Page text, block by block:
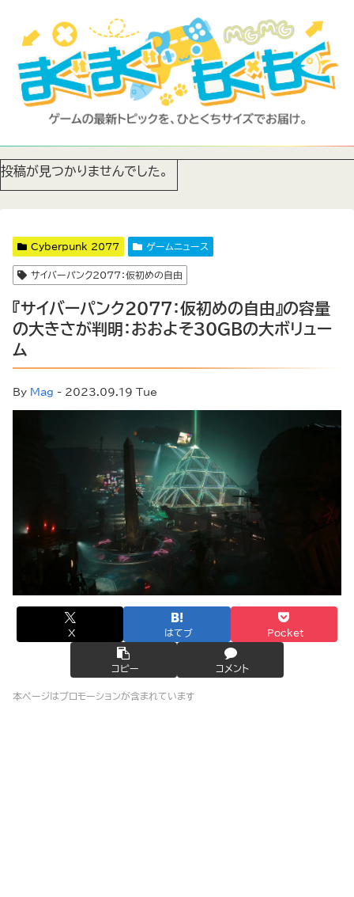
投稿が見つかりませんでした。
Cyberpunk 2077 ゲームニュース
サイバーパンク2077：仮初めの自由
『サイバーパンク2077：仮初めの自由』の容量
の大きさが判明：おおよそ30GBの大ボリュー
ム
By Mag - 2023.09.19 Tue
X はてブ Pocket
コピー コメント
本ページはプロモーションが含まれています